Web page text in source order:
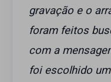
gravação e o
foram feitos
com a
foi escolhido